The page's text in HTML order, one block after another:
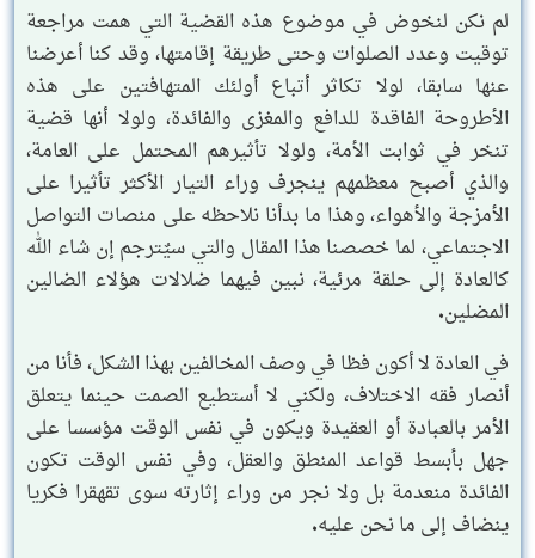
لم نكن لنخوض في موضوع هذه القضية التي همت مراجعة
توقيت وعدد الصلوات وحتى طريقة إقامتها، وقد كنا أعرضنا
عنها سابقا، لولا تكاثر أتباع أولئك المتهافتين على هذه
الأطروحة الفاقدة للدافع والمغزى والفائدة، ولولا أنها قضية
تنخر في ثوابت الأمة، ولولا تأثيرهم المحتمل على العامة،
والذي أصبح معظمهم ينجرف وراء التيار الأكثر تأثيرا على
الأمزجة والأهواء، وهذا ما بدأنا نلاحظه على منصات التواصل
الاجتماعي، لما خصصنا هذا المقال والتي سيٌترجم إن شاء الله
كالعادة إلى حلقة مرئية، نبين فيهما ضلالات هؤلاء الضالين
المضلين.
في العادة لا أكون فظا في وصف المخالفين بهذا الشكل، فأنا من
أنصار فقه الاختلاف، ولكني لا أستطيع الصمت حينما يتعلق
الأمر بالعبادة أو العقيدة ويكون في نفس الوقت مؤسسا على
جهل بأبسط قواعد المنطق والعقل، وفي نفس الوقت تكون
الفائدة منعدمة بل ولا نجر من وراء إثارته سوى تقهقرا فكريا
ينضاف إلى ما نحن عليه.